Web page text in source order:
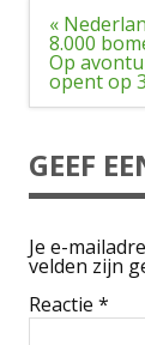
Bericht
navigatie
«
8.000
Op
opent op
GEEF
Je e-
velden zijn
Reactie *